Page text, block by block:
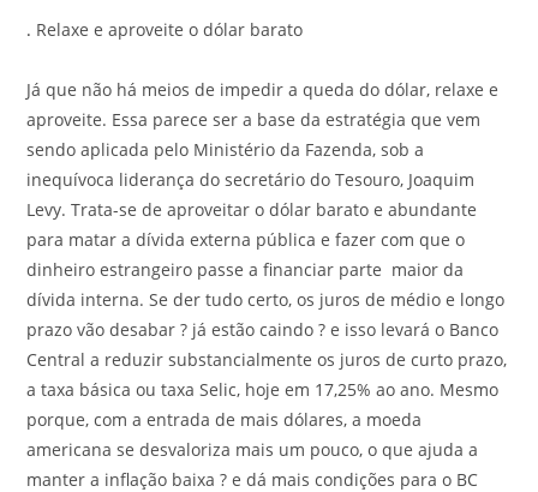
. Relaxe e aproveite o dólar barato
Já que não há meios de impedir a queda do dólar, relaxe e
aproveite. Essa parece ser a base da estratégia que vem
sendo aplicada pelo Ministério da Fazenda, sob a
inequívoca liderança do secretário do Tesouro, Joaquim
Levy. Trata-se de aproveitar o dólar barato e abundante
para matar a dívida externa pública e fazer com que o
dinheiro estrangeiro passe a financiar parte maior da
dívida interna. Se der tudo certo, os juros de médio e longo
prazo vão desabar ? já estão caindo ? e isso levará o Banco
Central a reduzir substancialmente os juros de curto prazo,
a taxa básica ou taxa Selic, hoje em 17,25% ao ano. Mesmo
porque, com a entrada de mais dólares, a moeda
americana se desvaloriza mais um pouco, o que ajuda a
manter a inflação baixa ? e dá mais condições para o BC